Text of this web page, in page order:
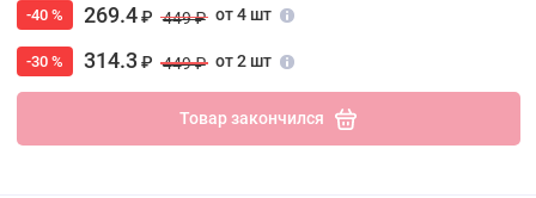
-40 % 269.4₽ 449 ₽ от 4 шт
-30 % 314.3₽ 449 ₽ от 2 шт
Товар закончился